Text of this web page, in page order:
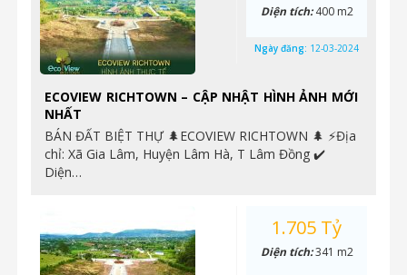
ECOVIEW RICHTOWN – CẬP NHẬT HÌNH ẢNH MỚI
NHẤT
BÁN ĐẤT BIỆT THỰ 🌲ECOVIEW RICHTOWN 🌲 ⚡️Địa
chỉ: Xã Gia Lâm, Huyện Lâm Hà, T Lâm Đồng ✔️
Diện…
Diện tích:400 m2
Ngày đăng: 12-03-2024
1.705 Tỷ
Diện tích:341 m2